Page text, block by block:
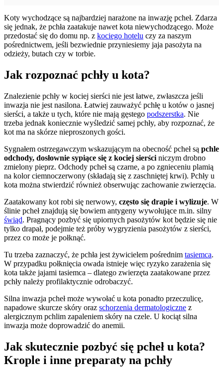
Koty wychodzące są najbardziej narażone na inwazję pcheł. Zdarza
się jednak, że pchła zaatakuje nawet kota niewychodzącego. Może
przedostać się do domu np. z kociego hotelu czy za naszym
pośrednictwem, jeśli bezwiednie przyniesiemy jaja pasożyta na
odzieży, butach czy w torbie.
Jak rozpoznać pchły u kota?
Znalezienie pchły w kociej sierści nie jest łatwe, zwłaszcza jeśli
inwazja nie jest nasilona. Łatwiej zauważyć pchłę u kotów o jasnej
sierści, a także u tych, które nie mają gęstego podszerstka. Nie
trzeba jednak koniecznie wyśledzić samej pchły, aby rozpoznać, że
kot ma na skórze nieproszonych gości.
Sygnałem ostrzegawczym wskazującym na obecność pcheł są pchle
odchody, dosłownie sypiące się z kociej sierści niczym drobno
zmielony pieprz. Odchody pcheł są czarne, a po zgnieceniu plamią
na kolor ciemnoczerwony (składają się z zaschniętej krwi). Pchły u
kota można stwierdzić również obserwując zachowanie zwierzęcia.
Zaatakowany kot robi się nerwowy, często się drapie i wylizuje. W
ślinie pcheł znajdują się bowiem antygeny wywołujące m.in. silny
świąd. Pragnący pozbyć się upiornych pasożytów kot będzie się nie
tylko drapał, podejmie też próby wygryzienia pasożytów z sierści,
przez co może je połknąć.
Tu trzeba zaznaczyć, że pchła jest żywicielem pośrednim tasiemca.
W przypadku połknięcia owada istnieje więc ryzyko zarażenia się
kota także jajami tasiemca – dlatego zwierzęta zaatakowane przez
pchły należy profilaktycznie odrobaczyć.
Silna inwazja pcheł może wywołać u kota ponadto przeczulicę,
napadowe skurcze skóry oraz schorzenia dermatologiczne z
alergicznym pchlim zapaleniem skóry na czele. U kociąt silna
inwazja może doprowadzić do anemii.
Jak skutecznie pozbyć się pcheł u kota?
Krople i inne preparaty na pchły